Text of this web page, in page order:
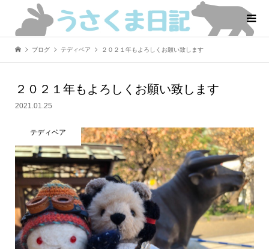
ブログ テディベア ２０２１年もよろしくお願い致します
２０２１年もよろしくお願い致します
2021.01.25
テディベア